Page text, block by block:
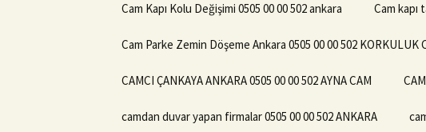
Cam Kapı Kolu Değişimi 0505 00 00 502 ankara Cam kapı
Cam Parke Zemin Döşeme Ankara 0505 00 00 502 KORKULUK
CAMCI ÇANKAYA ANKARA 0505 00 00 502 AYNA CAM
camdan duvar yapan firmalar 0505 00 00 502 ANKARA